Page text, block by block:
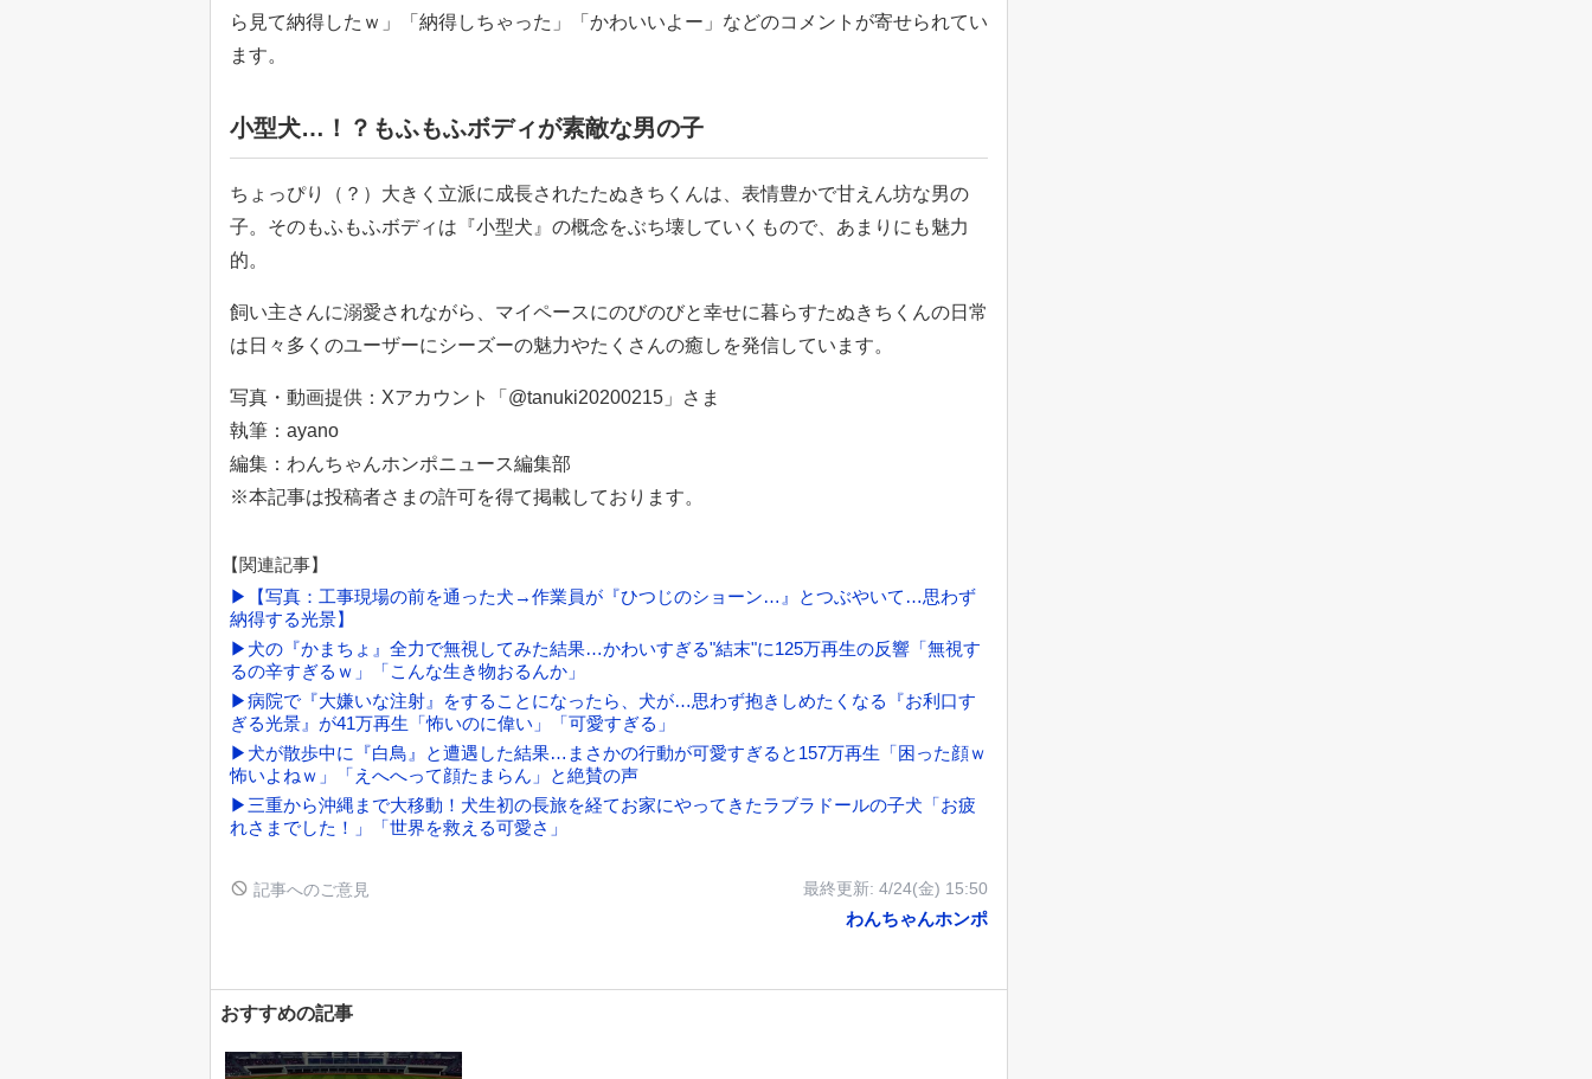
ら見て納得したｗ」「納得しちゃった」「かわいいよー」などのコメントが寄せられてい
ます。
小型犬…！？もふもふボディが素敵な男の子
ちょっぴり（？）大きく立派に成長されたたぬきちくんは、表情豊かで甘えん坊な男の
子。そのもふもふボディは『小型犬』の概念をぶち壊していくもので、あまりにも魅力
的。
飼い主さんに溺愛されながら、マイペースにのびのびと幸せに暮らすたぬきちくんの日常
は日々多くのユーザーにシーズーの魅力やたくさんの癒しを発信しています。
写真・動画提供：Xアカウント「@tanuki20200215」さま
執筆：ayano
編集：わんちゃんホンポニュース編集部
※本記事は投稿者さまの許可を得て掲載しております。
【関連記事】
▶【写真：工事現場の前を通った犬→作業員が『ひつじのショーン…』とつぶやいて…思わず
納得する光景】
▶犬の『かまちょ』全力で無視してみた結果…かわいすぎる"結末"に125万再生の反響「無視す
るの辛すぎるｗ」「こんな生き物おるんか」
▶病院で『大嫌いな注射』をすることになったら、犬が…思わず抱きしめたくなる『お利口す
ぎる光景』が41万再生「怖いのに偉い」「可愛すぎる」
▶犬が散歩中に『白鳥』と遭遇した結果…まさかの行動が可愛すぎると157万再生「困った顔ｗ
怖いよねｗ」「えへへって顔たまらん」と絶賛の声
▶三重から沖縄まで大移動！犬生初の長旅を経てお家にやってきたラブラドールの子犬「お疲
れさまでした！」「世界を救える可愛さ」
記事へのご意見 最終更新: 4/24(金) 15:50
わんちゃんホンポ
おすすめの記事